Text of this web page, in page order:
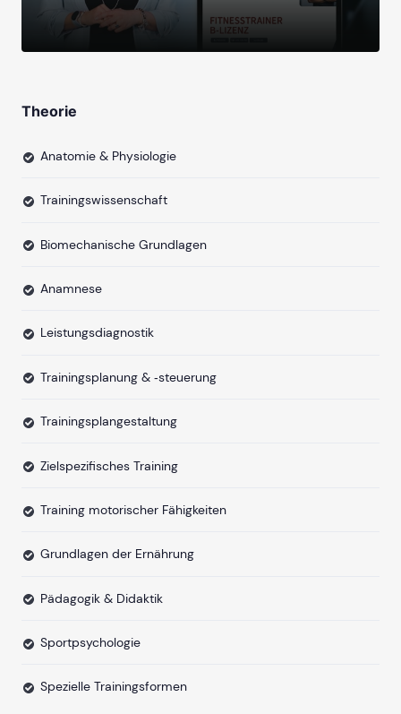
Theorie
Anatomie & Physiologie
Trainingswissenschaft
Biomechanische Grundlagen
Anamnese
Leistungsdiagnostik
Trainingsplanung & ‐steuerung
Trainingsplangestaltung
Zielspezifisches Training
Training motorischer Fähigkeiten
Grundlagen der Ernährung
Pädagogik & Didaktik
Sportpsychologie
Spezielle Trainingsformen